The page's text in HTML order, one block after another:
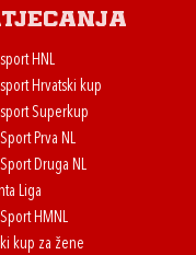
HNL
Hrvatski kup
Superkup
Prva NL
Druga NL
Liga
HMNL
kup za žene